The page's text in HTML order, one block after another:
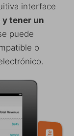
interface
tener un
puede
o